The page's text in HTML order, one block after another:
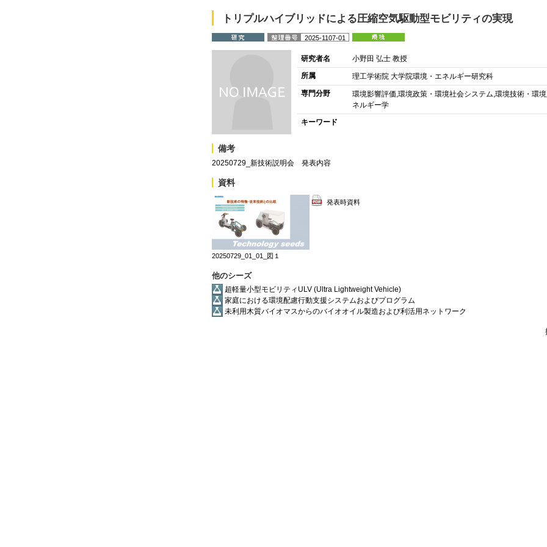
トリプルハイブリッドによる圧縮空気駆動型モビリティの実現
2025-1107-01
研究者名
小野田 弘士 教授
所属
理工学術院 大学院環境・エネルギー研究科
専門分野
環境影響評価,環境政策・環境社会システム,環境技術・環
ネルギー学
キーワード
備考
20250729_新技術説明会 発表内容
資料
20250729_01_01_図１
発表時資料
他のシーズ
超軽量小型モビリティULV (Ultra Lightweight Vehicle)
家庭における環境配慮行動支援システムおよびプログラム
未利用木質バイオマスからのバイオオイル製造および利活用ネットワーク